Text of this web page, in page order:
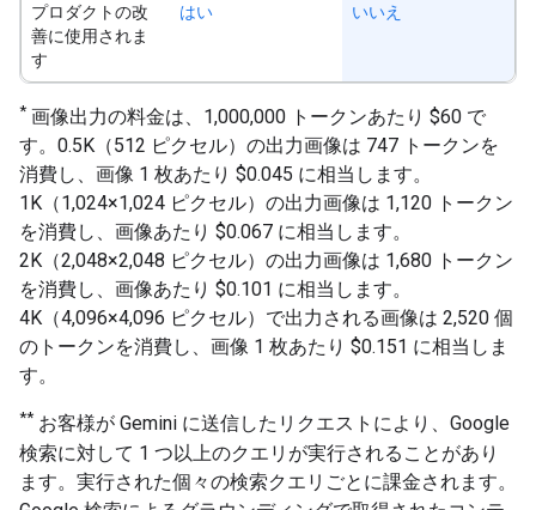
プロダクトの改
善に使用されま
す
はい いいえ
* 画像出力の料金は、1,000,000 トークンあたり $60 で
す。0.5K（512 ピクセル）の出力画像は 747 トークンを
消費し、画像 1 枚あたり $0.045 に相当します。
1K（1,024×1,024 ピクセル）の出力画像は 1,120 トークン
を消費し、画像あたり $0.067 に相当します。
2K（2,048×2,048 ピクセル）の出力画像は 1,680 トークン
を消費し、画像あたり $0.101 に相当します。
4K（4,096×4,096 ピクセル）で出力される画像は 2,520 個
のトークンを消費し、画像 1 枚あたり $0.151 に相当しま
す。
** お客様が Gemini に送信したリクエストにより、Google
検索に対して 1 つ以上のクエリが実行されることがあり
ます。実行された個々の検索クエリごとに課金されます。